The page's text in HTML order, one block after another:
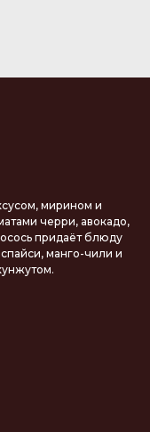
мирином и
черри, авокадо,
придаёт блюду
манго-чили и